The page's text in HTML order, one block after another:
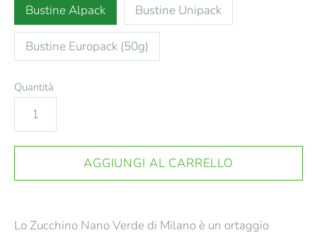
Bustine Alpack Bustine Unipack
Bustine Europack (50g)
Quantità
Lo Zucchino Nano Verde di Milano è un ortaggio